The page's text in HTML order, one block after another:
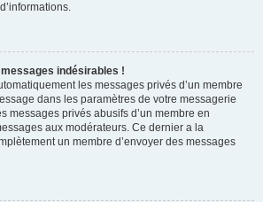
indésirables !
les messages privés d’un membre
dans les paramètres de votre messagerie
messages privés abusifs d’un membre en
aux modérateurs. Ce dernier a la
un membre d’envoyer des messages